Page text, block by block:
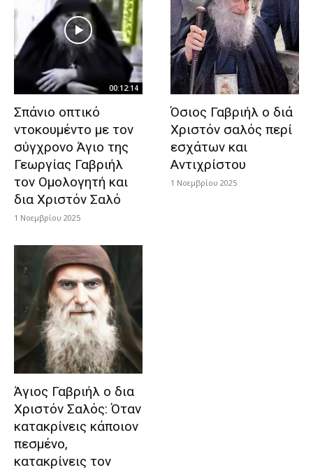
00:12:14
Σπάνιο οπτικό
ντοκουμέντο με τον
σύγχρονο Άγιο της
Γεωργίας Γαβριήλ
τον Ομολογητή και
δια Χριστόν Σαλό
1 Νοεμβρίου 2025
Όσιος Γαβριήλ ο διά
Χριστόν σαλός περί
εσχάτων και
Αντιχρίστου
1 Νοεμβρίου 2025
Άγιος Γαβριήλ ο δια
Χριστόν Σαλός: Όταν
κατακρίνεις κάποιον
πεσμένο,
κατακρίνεις τον